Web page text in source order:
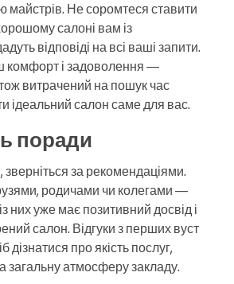
майстрів. Не соромтеся ставити
салоні вам із
відповіді на всі ваші запити.
комфорт і задоволення —
витрачений на пошук час
ідеальний салон саме для вас.
поради
за рекомендаціями.
родичами чи колегами —
них уже має позитивний досвід і
салон. Відгуки з перших вуст
дізнатися про якість послуг,
загальну атмосферу закладу.